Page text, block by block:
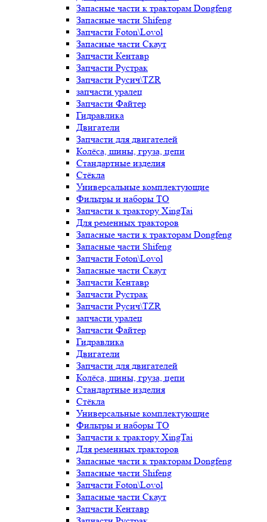
Запасные части к тракторам Dongfeng
Запасные части Shifeng
Запчасти Foton\Lovol
Запасные части Скаут
Запчасти Кентавр
Запчасти Рустрак
Запчасти Русич\TZR
запчасти уралец
Запчасти Файтер
Гидравлика
Двигатели
Запчасти для двигателей
Колёса, шины, груза, цепи
Стандартные изделия
Стёкла
Универсальные комплектующие
Фильтры и наборы ТО
Запчасти к трактору XingTai
Для ременных тракторов
Запасные части к тракторам Dongfeng
Запасные части Shifeng
Запчасти Foton\Lovol
Запасные части Скаут
Запчасти Кентавр
Запчасти Рустрак
Запчасти Русич\TZR
запчасти уралец
Запчасти Файтер
Гидравлика
Двигатели
Запчасти для двигателей
Колёса, шины, груза, цепи
Стандартные изделия
Стёкла
Универсальные комплектующие
Фильтры и наборы ТО
Запчасти к трактору XingTai
Для ременных тракторов
Запасные части к тракторам Dongfeng
Запасные части Shifeng
Запчасти Foton\Lovol
Запасные части Скаут
Запчасти Кентавр